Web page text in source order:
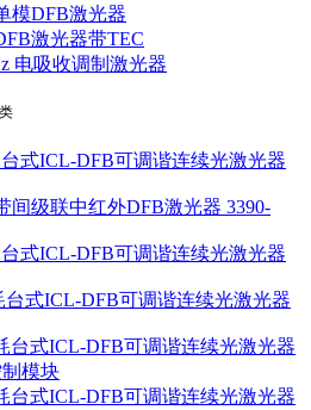
模DFB激光器
激光器带TEC
电吸收调制激光器
式ICL-DFB可调谐连续光激光器
间级联中红外DFB激光器 3390-
式ICL-DFB可调谐连续光激光器
台式ICL-DFB可调谐连续光激光器
台式ICL-DFB可调谐连续光激光器
模块
台式ICL-DFB可调谐连续光激光器